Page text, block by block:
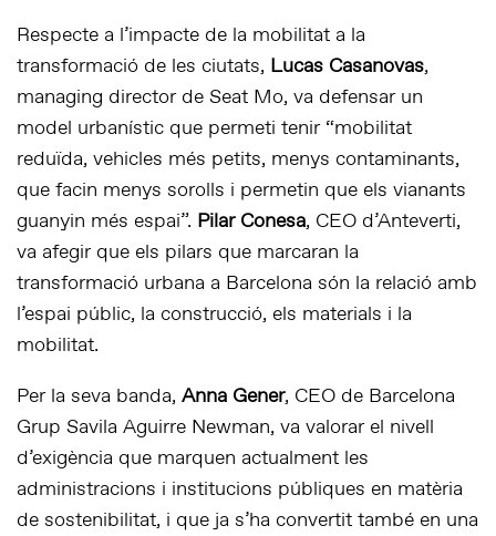
Respecte a l’impacte de la mobilitat a la
transformació de les ciutats, Lucas Casanovas,
managing director de Seat Mo, va defensar un
model urbanístic que permeti tenir “mobilitat
reduïda, vehicles més petits, menys contaminants,
que facin menys sorolls i permetin que els vianants
guanyin més espai”. Pilar Conesa, CEO d’Anteverti,
va afegir que els pilars que marcaran la
transformació urbana a Barcelona són la relació amb
l’espai públic, la construcció, els materials i la
mobilitat.
Per la seva banda, Anna Gener, CEO de Barcelona
Grup Savila Aguirre Newman, va valorar el nivell
d’exigència que marquen actualment les
administracions i institucions públiques en matèria
de sostenibilitat, i que ja s’ha convertit també en una